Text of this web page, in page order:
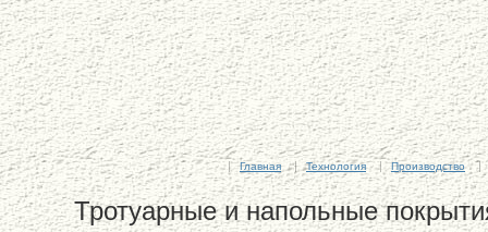
Главная Технология Производство
Тротуарные и напольные